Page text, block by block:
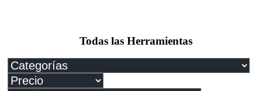
Todas las Herramientas